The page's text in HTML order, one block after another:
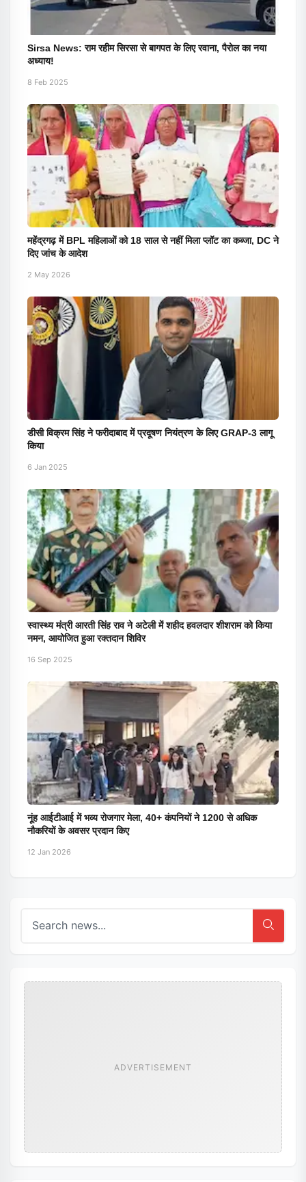
Sirsa News: राम रहीम सिरसा से बागपत के लिए रवाना, पैरोल का नया
अध्याय!
8 Feb 2025
महेंद्रगढ़ में BPL महिलाओं को 18 साल से नहीं मिला प्लॉट का कब्जा, DC ने
दिए जांच के आदेश
2 May 2026
डीसी विक्रम सिंह ने फरीदाबाद में प्रदूषण नियंत्रण के लिए GRAP-3 लागू
किया
6 Jan 2025
स्वास्थ्य मंत्री आरती सिंह राव ने अटेली में शहीद हवलदार शीशराम को किया
नमन, आयोजित हुआ रक्तदान शिविर
16 Sep 2025
नूंह आईटीआई में भव्य रोजगार मेला, 40+ कंपनियों ने 1200 से अधिक
नौकरियों के अवसर प्रदान किए
12 Jan 2026
ADVERTISEMENT